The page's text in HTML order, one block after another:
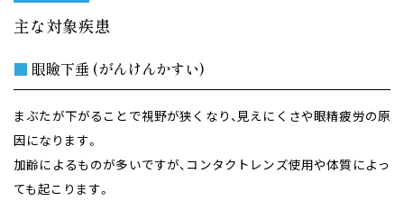
主な対象疾患
■ 眼瞼下垂 (がんけんかすい)
まぶたが下がることで視野が狭くなり、見えにくさや眼精疲労の原
因になります。
加齢によるものが多いですが、コンタクトレンズ使用や体質によっ
ても起こります。